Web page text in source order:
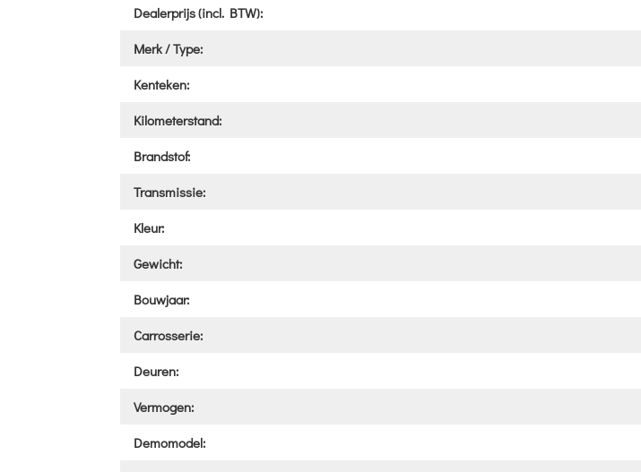
Dealerprijs (incl. BTW):
Merk / Type:
Kenteken:
Kilometerstand:
Brandstof:
Transmissie:
Kleur:
Gewicht:
Bouwjaar:
Carrosserie:
Deuren:
Vermogen:
Demomodel: